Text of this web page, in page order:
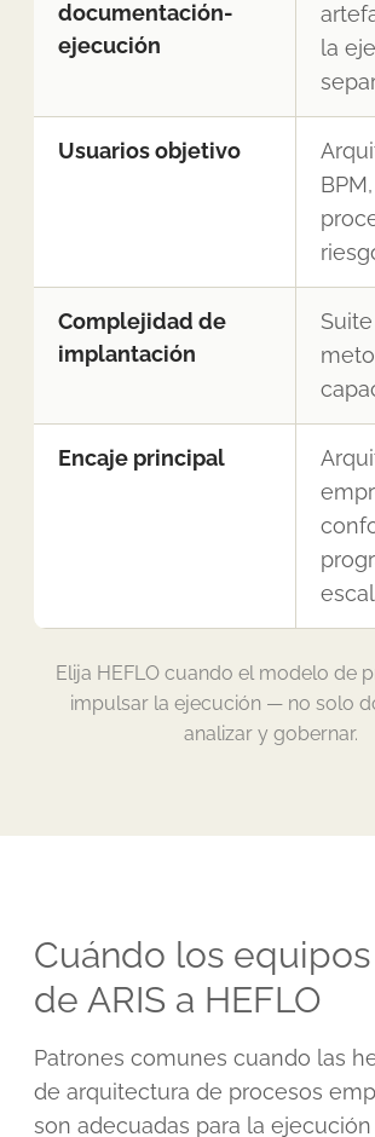
documentación-
ejecución
la
Usuarios objetivo
Complejidad de
implantación
Encaje principal
Elija HEFLO cuando el modelo de
impulsar la ejecución — no solo
analizar y gobernar.
Cuándo los
de ARIS a HEFLO
Patrones comunes cuando las
de arquitectura de procesos
son adecuadas para la